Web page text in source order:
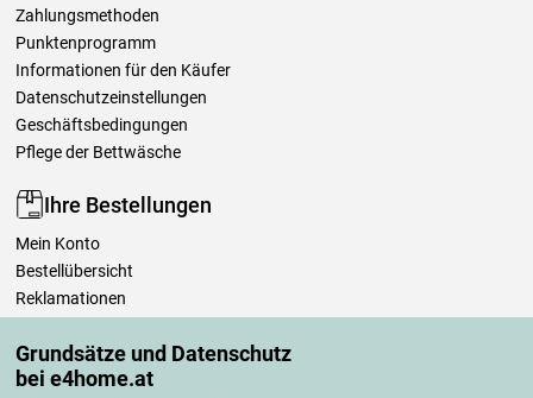
Grundsätze und Datenschutz
bei e4home.at
Zahlungsmethoden
Punktenprogramm
Informationen für den Käufer
Datenschutzeinstellungen
Geschäftsbedingungen
Pflege der Bettwäsche
Ihre Bestellungen
Mein Konto
Bestellübersicht
Reklamationen
Einfach mehr wissen
Richtlinien zur Verarbeitung von Bewertungen